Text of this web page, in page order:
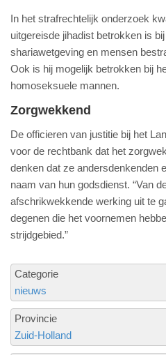
In het strafrechtelijk onderzoek
uitgereisde jihadist betrokken is
shariawetgeving en mensen
Ook is hij mogelijk betrokken bij
homoseksuele mannen.
Zorgwekkend
De officieren van justitie bij het
voor de rechtbank dat het
denken dat ze andersdenkenden
naam van hun godsdienst. “Van
afschrikwekkende werking uit te
degenen die het voornemen
strijdgebied.”
Categorie
nieuws
Provincie
Zuid-Holland